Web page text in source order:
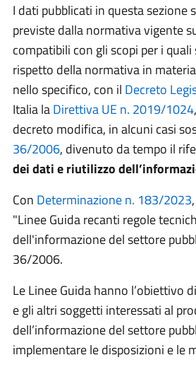
I dati pubblicati in questa
previste dalla normativa vigente
compatibili con gli scopi per i
rispetto della normativa in
nello specifico, con il Decreto
Italia laDirettiva UE n. 2019/1024
decreto modifica, in alcuni casi
36/2006, divenuto da tempo il
dei dati e riutilizzo
Con Determinazione n. 183/2023
"Linee Guida recanti regole
dell'informazione del settore
36/2006.
Le Linee Guida hanno l’obiettivo
e gli altri soggetti interessati al
dell’informazione del settore
implementare le disposizioni e le